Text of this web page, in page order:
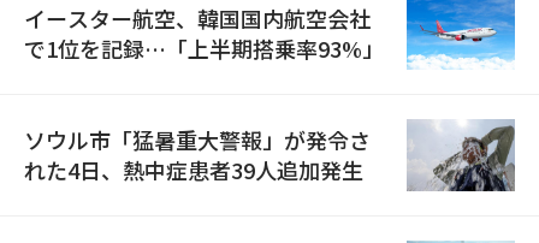
イースター航空、韓国国内航空会社
で1位を記録…「上半期搭乗率93%」
ソウル市「猛暑重大警報」が発令さ
れた4日、熱中症患者39人追加発生